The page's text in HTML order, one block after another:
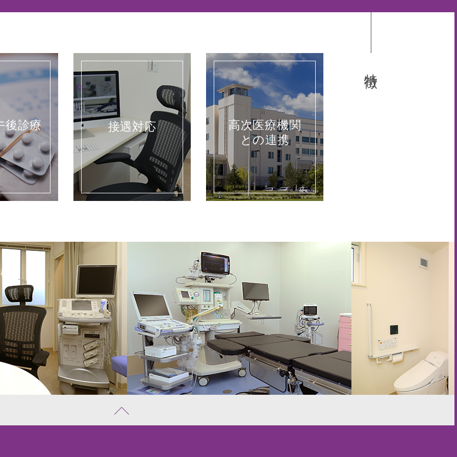
高次医療機関
との連携
接遇対応
後診療